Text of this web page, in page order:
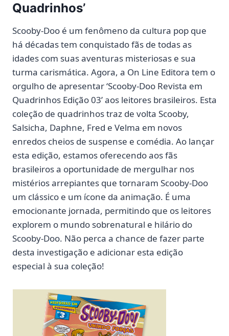
Quadrinhos’
Scooby-Doo é um fenômeno da cultura pop que
há décadas tem conquistado fãs de todas as
idades com suas aventuras misteriosas e sua
turma carismática. Agora, a On Line Editora tem o
orgulho de apresentar ‘Scooby-Doo Revista em
Quadrinhos Edição 03’ aos leitores brasileiros. Esta
coleção de quadrinhos traz de volta Scooby,
Salsicha, Daphne, Fred e Velma em novos
enredos cheios de suspense e comédia. Ao lançar
esta edição, estamos oferecendo aos fãs
brasileiros a oportunidade de mergulhar nos
mistérios arrepiantes que tornaram Scooby-Doo
um clássico e um ícone da animação. É uma
emocionante jornada, permitindo que os leitores
explorem o mundo sobrenatural e hilário do
Scooby-Doo. Não perca a chance de fazer parte
desta investigação e adicionar esta edição
especial à sua coleção!